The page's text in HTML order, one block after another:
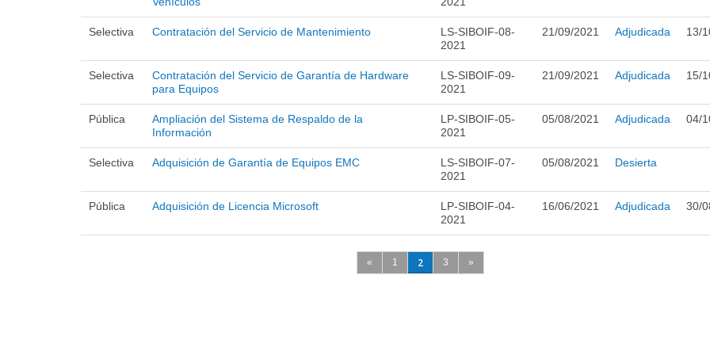
Selectiva Contratación del Servicio de Mantenimiento
LS-SIBOIF-08-
2021
21/09/2021 Adjudicada 13/
Selectiva
Contratación del Servicio de Garantía de Hardware
para Equipos
LS-SIBOIF-09-
2021
21/09/2021 Adjudicada 15/
Pública
Ampliación del Sistema de Respaldo de la
Información
LP-SIBOIF-05-
2021
05/08/2021 Adjudicada 04/
Selectiva Adquisición de Garantía de Equipos EMC
LS-SIBOIF-07-
2021
05/08/2021 Desierta
Pública Adquisición de Licencia Microsoft
LP-SIBOIF-04-
2021
16/06/2021 Adjudicada 30/
« 1 2 3 »